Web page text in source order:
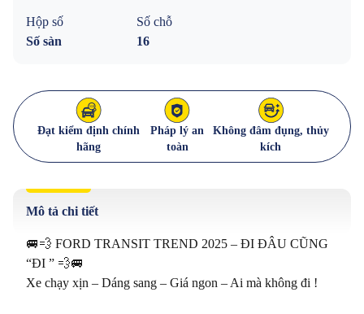
Hộp số
Số sàn
Số chỗ
16
Đạt kiểm định chính
hãng
Pháp lý an
toàn
Không đâm đụng, thủy
kích
Mô tả chi tiết
🚐💨 FORD TRANSIT TREND 2025 – ĐI ĐÂU CŨNG
“ĐI ” 💨🚐
Xe chạy xịn – Dáng sang – Giá ngon – Ai mà không đi !